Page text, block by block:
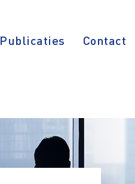
Publicaties Contact